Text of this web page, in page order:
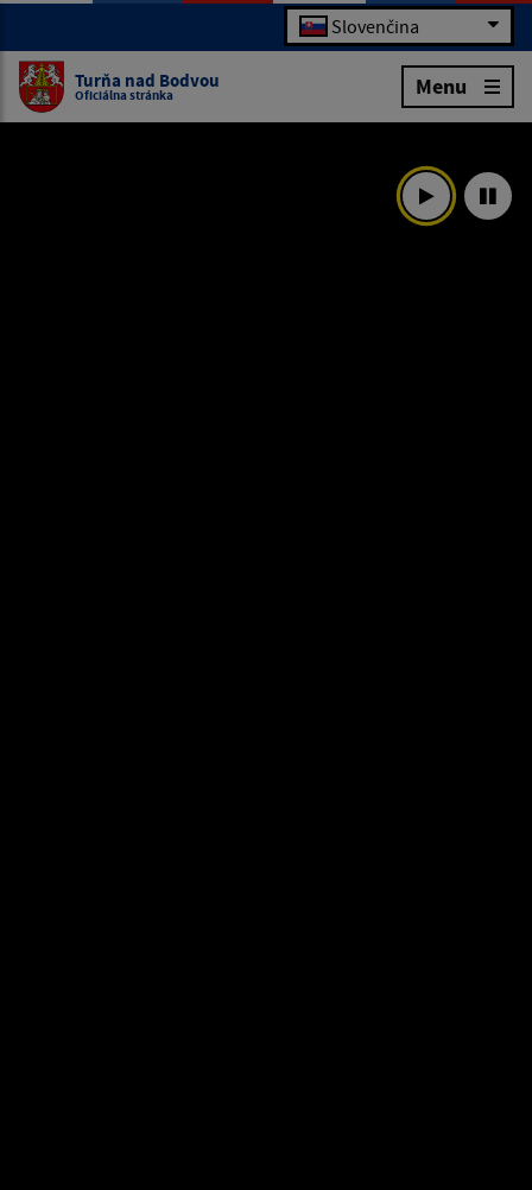
Slovenčina
Turňa nad Bodvou
Oficiálna stránka Menu